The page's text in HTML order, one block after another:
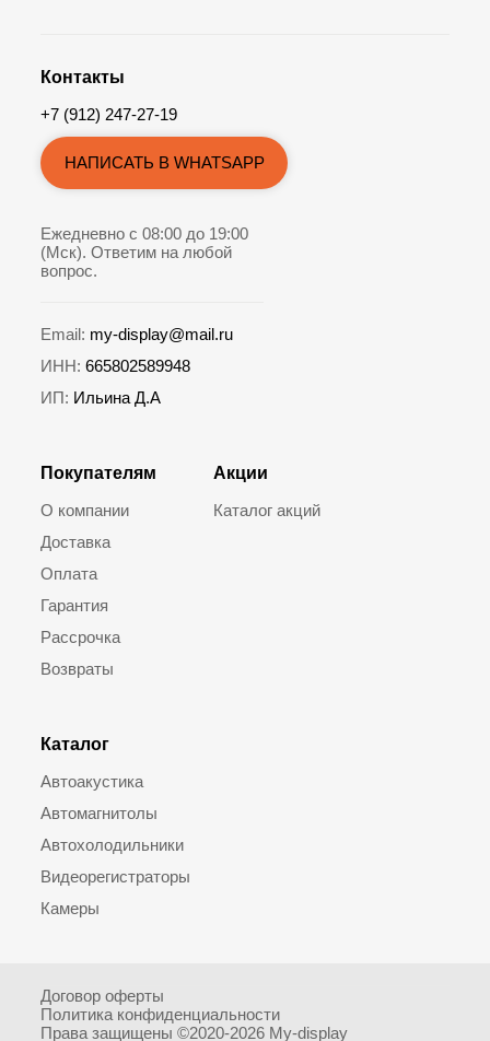
Покупателям
О компании
Доставка
Оплата
Гарантия
Рассрочка
Возвраты
Каталог
Автоакустика
Автомагнитолы
Автохолодильники
Видеорегистраторы
Камеры
Акции
Каталог акций
Контакты
+7 (912) 247-27-19
НАПИСАТЬ В WHATSAPP
Ежедневно с 08:00 до 19:00
(Мск). Ответим на любой
вопрос.
Email: my-display@mail.ru
ИНН: 665802589948
ИП: Ильина Д.А
Договор оферты
Политика конфиденциальности
Права защищены ©2020-2026 My-display